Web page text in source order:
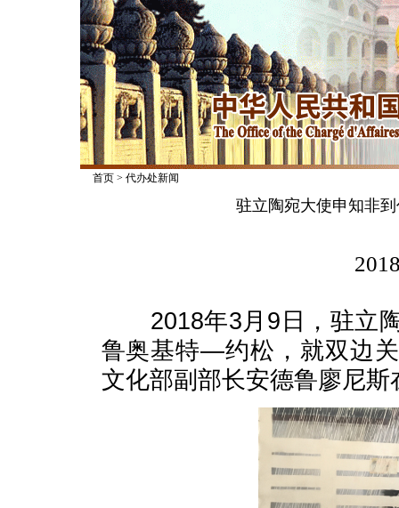
首页> 代办处新闻
驻立陶宛大使申知非
2018年3月9日，驻立陶
鲁奥基特—约松，就双边
文化部副部长安德鲁廖尼斯